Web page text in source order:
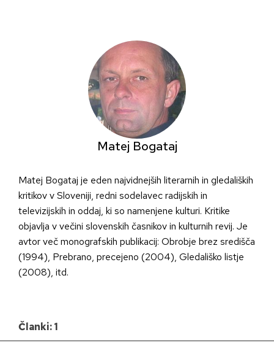
Matej Bogataj
Matej Bogataj je eden najvidnejših literarnih in gledaliških
kritikov v Sloveniji, redni sodelavec radijskih in
televizijskih in oddaj, ki so namenjene kulturi. Kritike
objavlja v večini slovenskih časnikov in kulturnih revij. Je
avtor več monografskih publikacij: Obrobje brez središča
(1994), Prebrano, precejeno (2004), Gledališko listje
(2008), itd.
Članki: 1